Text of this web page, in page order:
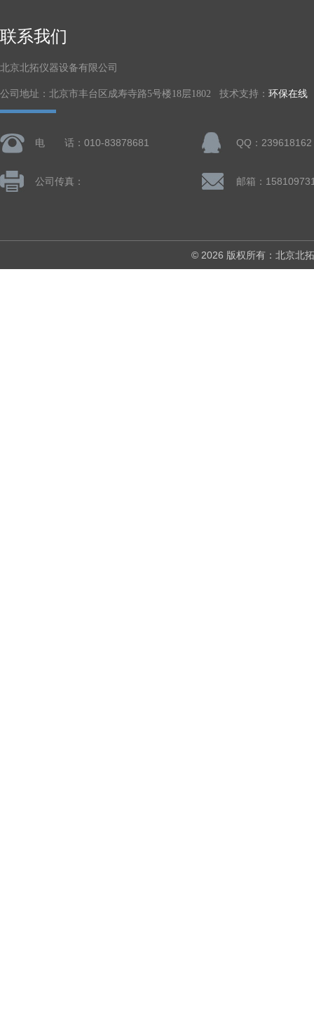
联系我们
北京北拓仪器设备有限公司
公司地址：北京市丰台区成寿寺路5号楼18层1802 技术支持： 环保在线
电 话：010-83878681 QQ：239618162
公司传真：
© 2026 版权所有：北京北